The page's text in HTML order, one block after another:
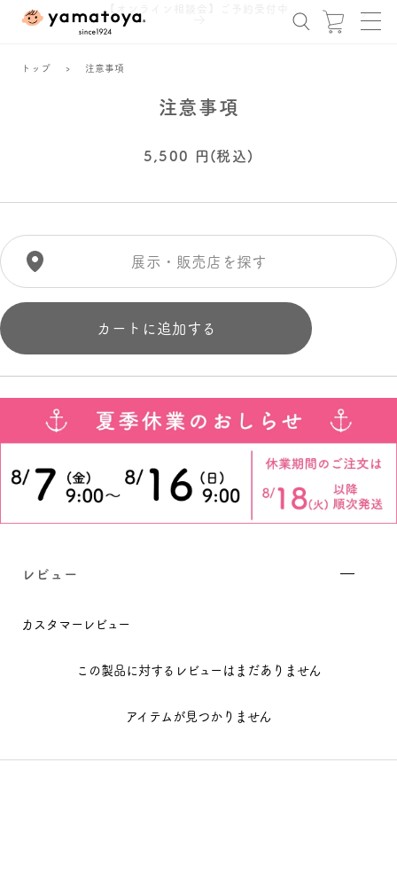
ンツに
【オンライン相談会】ご予約受付中
ー
トップ › 注意事項
注意事項
通
価
5,500 円(税込)
展示・販売店を探す
カートに追加する
レビュー
カスタマーレビュー
この製品に対するレビューはまだありません
アイテムが見つかりません